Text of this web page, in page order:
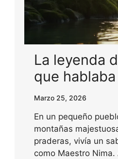
La leyenda
que
Marzo 25, 2026
En un pequeño
montañas
praderas, vivía un
como Maestro